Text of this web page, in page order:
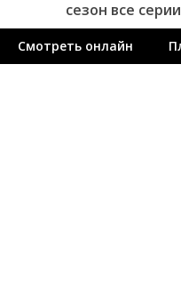
сезон все
Смотреть онлайн